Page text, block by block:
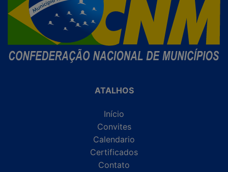
ATALHOS
Início
Convites
Calendario
Certificados
Contato